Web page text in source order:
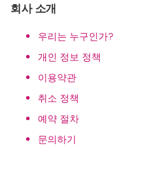
회사 소개
우리는 누구인가?
개인 정보 정책
이용약관
취소 정책
예약 절차
문의하기